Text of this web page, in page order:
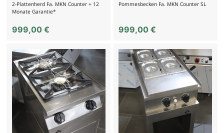
2-Plattenherd Fa. MKN Counter + 12
Monate Garantie*
999,00 €
Pommesbecken Fa. MKN Counter SL
999,00€